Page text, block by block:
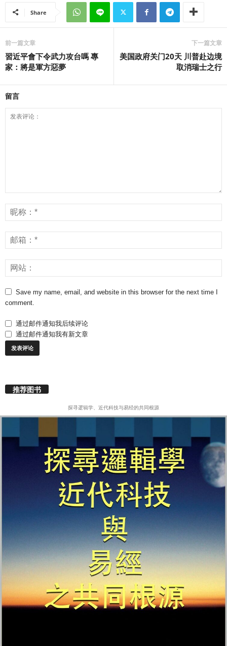
Share
前一篇文章
習近平會下令武力攻台嗎 專
家：將是軍方惡夢
下一篇文章
美国政府关门20天 川普赴边境
取消瑞士之行
留言
Save my name, email, and website in this browser for the next time I
comment.
通过邮件通知我后续评论
通过邮件通知我有新文章
推荐图书
探寻逻辑学、近代科技与易经的共同根源